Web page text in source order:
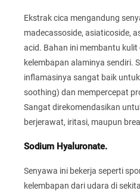
Ekstrak cica mengandung
madecassoside, asiaticoside,
acid. Bahan ini membantu
kelembapan alaminya sendiri.
inflamasinya sangat baik
soothing) dan mempercepat
Sangat direkomendasikan
berjerawat, iritasi, maupun
Sodium Hyaluronate.
Senyawa ini bekerja seperti
kelembapan dari udara di